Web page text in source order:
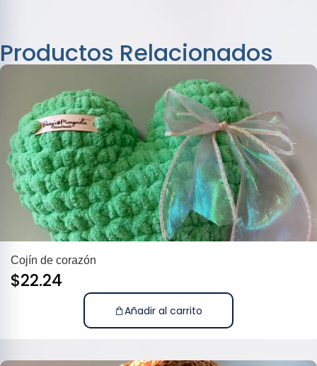
Productos Relacionados
Cojín de corazón
$22.24
Añadir al carrito